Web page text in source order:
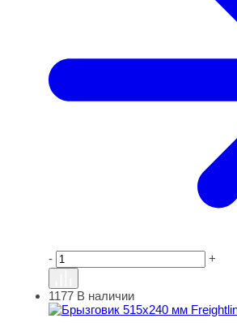
- +
Брызговик 515х240 мм Freightliner
1177 В наличии